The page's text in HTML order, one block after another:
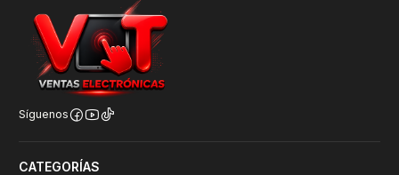
Síguenos
CATEGORÍAS